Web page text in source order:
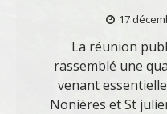
17
La réunion
rassemblé une
venant
Nonières et St